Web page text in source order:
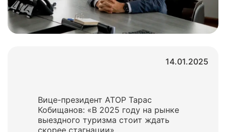
14.01.2025
Вице-президент АТОР Тарас
Кобищанов: «В 2025 году на рынке
выездного туризма стоит ждать
скорее стагнации»